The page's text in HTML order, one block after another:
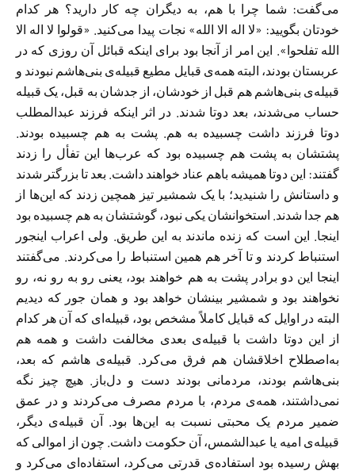
می‌گفت: شما چرا با هم، به دیگران چه کار دارید؟ هر کدام
خودتان بگویید: «لا اله الا الله» نجات پیدا می‌کنید. «قولوا لا اله الا
الله تفلحوا». این امر از آنجا بود برای اینکه قبائل آن روزی که در
عربستان بودند، البته همه‌ی قبایل مطیع قبیله‌ی بنی‌هاشم نبودند و
قبیله‌ی بنی‌هاشم هم قبل از خودشان، از جدشان به قبل، یک قبیله
حساب می‌شدند، بعد دوتا شدند. در اثر اینکه فرزند عبدالمطلب
دوتا فرزند داشت چسبیده به هم. پشت به هم چسبیده بودند.
پشتشان به پشت هم چسبیده بود که عرب‌ها این تفأل را زدند
گفتند: این دوتا همیشه باهم عناد خواهند داشت. بعد تا بزرگتر شدند
و داستانش را شنیدید؛ با یک شمشیر تیز همچین زدند که این‌ها از
هم جدا شدند. استخوانشان یکی نبود، گوشتشان به هم چسبیده بود
اینجا. این است که زنده ماندند به این طریق. ولی اعراب اینجور
استنباط کردند و تا آخر هم همین استنباط را می‌کردند. می‌گفتند
اینجا این دو برادر پشت به هم خواهند بود، یعنی رو به رو نه، رو
نخواهند بود و شمشیر بینشان خواهد بود و‌‌ همان جور که دیدیم
البته در اوایل که قبایل کاملاً مشخص بود، قبیله‌ای که آن هر کدام‌
از این دوتا داشت با قبیله‌ی بعدی مخالفت داشت و همه هم
به‌اصطلاح اخلاقشان هم فرق می‌کرد. قبیله‌ی هاشم‌ که بعد،
بنی‌هاشم بودند، مردمانی بودند دست و دل‌باز. هیچ چیز نگه
نمی‌داشتند، همه‌ی مردم، با مردم مصرف می‌کردند و در عمق
ضمیر مردم یک محبتی نسبت به این‌ها بود. آن قبیله‌ی دیگر،
قبیله‌ی امیه یا عبدالشمس، آن حکومت داشت. چون از اموالی که
بهش رسیده بود استفاده‌ی قدرتی می‌کرد، استفاده‌ای می‌کرد و